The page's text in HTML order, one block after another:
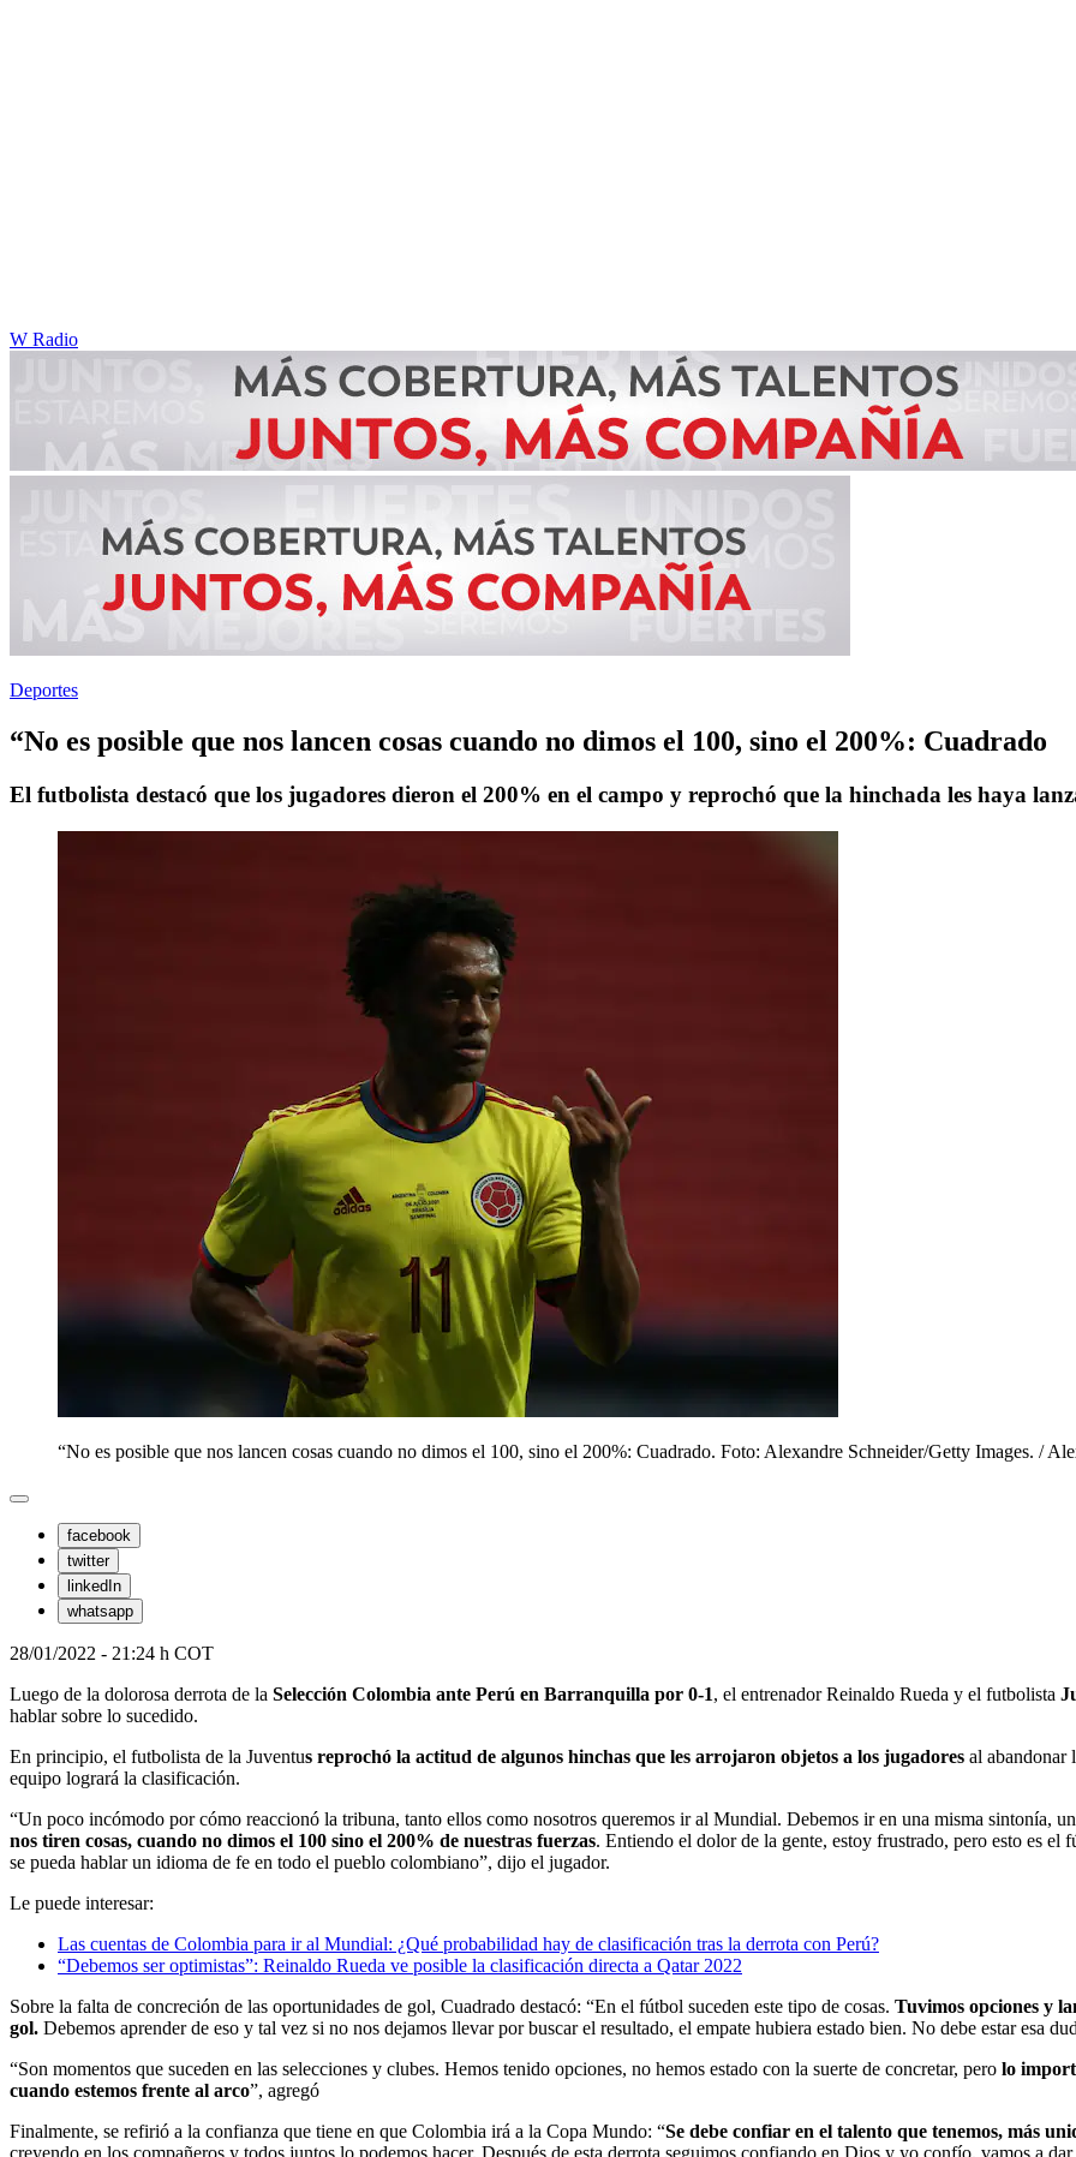
W Radio
Deportes
“No es posible que nos lancen cosas cuando no dimos el 100, sino el 200%: Cuadrado
El futbolista destacó que los jugadores dieron el 200% en el campo y reprochó que la hinchada les haya
“No es posible que nos lancen cosas cuando no dimos el 100, sino el 200%: Cuadrado. Foto: Alexandre Schneider/Getty Images. /
facebook
twitter
linkedIn
whatsapp
28/01/2022 - 21:24 h COT
Luego de la dolorosa derrota de la Selección Colombia ante Perú en Barranquilla por 0-1, el entrenador Reinaldo Rueda y el futbolista
hablar sobre lo sucedido.
En principio, el futbolista de la Juventus reprochó la actitud de algunos hinchas que les arrojaron objetos a los jugadores al abandonar
equipo logrará la clasificación.
“Un poco incómodo por cómo reaccionó la tribuna, tanto ellos como nosotros queremos ir al Mundial. Debemos ir en una misma sintonía,
nos tiren cosas, cuando no dimos el 100 sino el 200% de nuestras fuerzas. Entiendo el dolor de la gente, estoy frustrado, pero esto es
se pueda hablar un idioma de fe en todo el pueblo colombiano”, dijo el jugador.
Le puede interesar:
Las cuentas de Colombia para ir al Mundial: ¿Qué probabilidad hay de clasificación tras la derrota con Perú?
“Debemos ser optimistas”: Reinaldo Rueda ve posible la clasificación directa a Qatar 2022
Sobre la falta de concreción de las oportunidades de gol, Cuadrado destacó: “En el fútbol suceden este tipo de cosas. Tuvimos opciones y
gol. Debemos aprender de eso y tal vez si no nos dejamos llevar por buscar el resultado, el empate hubiera estado bien. No debe estar esa
“Son momentos que suceden en las selecciones y clubes. Hemos tenido opciones, no hemos estado con la suerte de concretar, pero lo
cuando estemos frente al arco”, agregó
Finalmente, se refirió a la confianza que tiene en que Colombia irá a la Copa Mundo: “Se debe confiar en el talento que tenemos, más
creyendo en los compañeros y todos juntos lo podemos hacer. Después de esta derrota seguimos confiando en Dios y yo confío, vamos a